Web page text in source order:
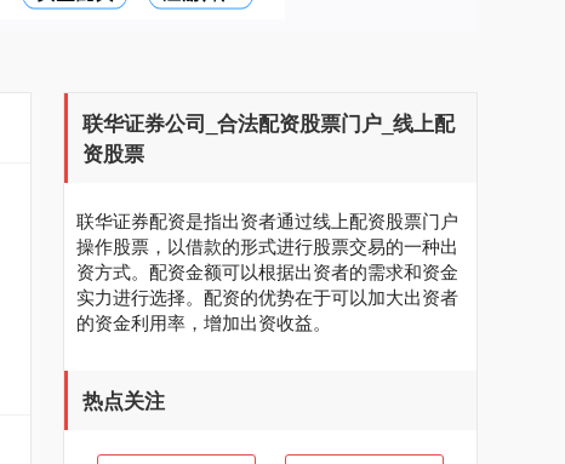
联华证券公司_合法配资股票门户_线上配
资股票
联华证券配资是指出资者通过线上配资股票门户
操作股票，以借款的形式进行股票交易的一种出
资方式。配资金额可以根据出资者的需求和资金
实力进行选择。配资的优势在于可以加大出资者
的资金利用率，增加出资收益。
热点关注